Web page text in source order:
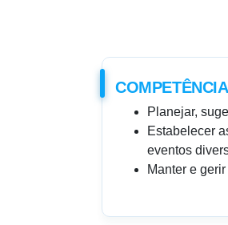
Planejar,
Estabelecer
eventos
Manter e